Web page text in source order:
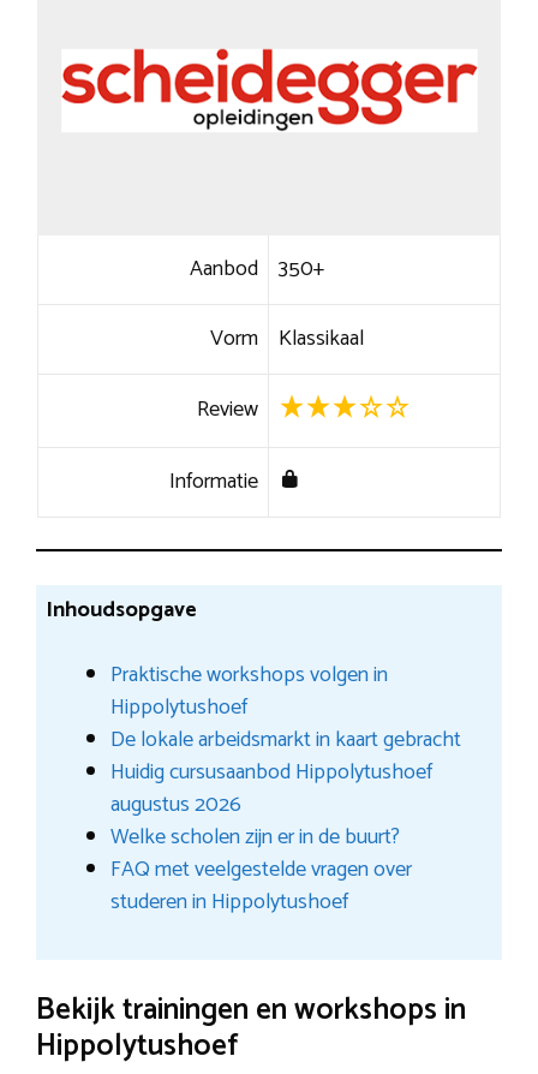
Aanbod 350+
Vorm Klassikaal
Review
Informatie
Inhoudsopgave
Praktische workshops volgen in
Hippolytushoef
De lokale arbeidsmarkt in kaart gebracht
Huidig cursusaanbod Hippolytushoef
augustus 2026
Welke scholen zijn er in de buurt?
FAQ met veelgestelde vragen over
studeren in Hippolytushoef
Bekijk trainingen en workshops in
Hippolytushoef